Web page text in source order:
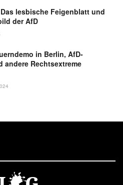
lesbische Feigenblatt und
der AfD
in Berlin, AfD-
andere Rechtsextreme